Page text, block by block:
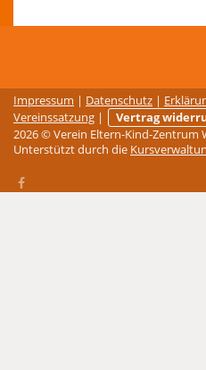
Impressum | Datenschutz |
Vereinssatzung |
Vertrag
2026 © Verein Eltern-Kind-Zentrum
Unterstützt durch die